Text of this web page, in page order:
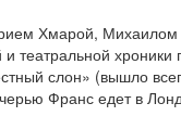
Хмарой,
и театральной
слон» (вышло
Франс едет в